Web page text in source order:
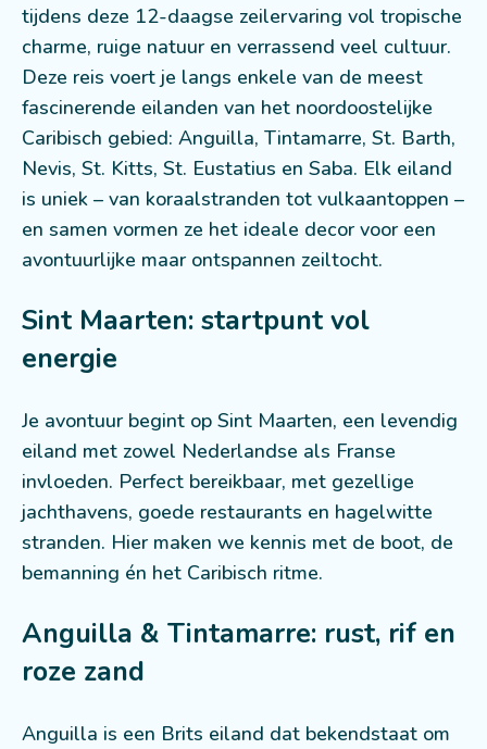
tijdens deze 12-daagse zeilervaring vol tropische
charme, ruige natuur en verrassend veel cultuur.
Deze reis voert je langs enkele van de meest
fascinerende eilanden van het noordoostelijke
Caribisch gebied: Anguilla, Tintamarre, St. Barth,
Nevis, St. Kitts, St. Eustatius en Saba. Elk eiland
is uniek – van koraalstranden tot vulkaantoppen –
en samen vormen ze het ideale decor voor een
avontuurlijke maar ontspannen zeiltocht.
Sint Maarten: startpunt vol
energie
Je avontuur begint op Sint Maarten, een levendig
eiland met zowel Nederlandse als Franse
invloeden. Perfect bereikbaar, met gezellige
jachthavens, goede restaurants en hagelwitte
stranden. Hier maken we kennis met de boot, de
bemanning én het Caribisch ritme.
Anguilla & Tintamarre: rust, rif en
roze zand
Anguilla is een Brits eiland dat bekendstaat om